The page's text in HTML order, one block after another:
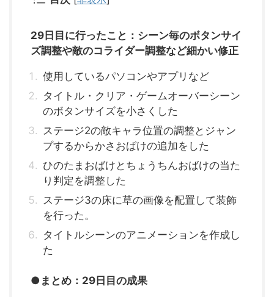
29日目に行ったこと：シーン毎のボタンサイ
ズ調整や敵のコライダー調整など細かい修正
使用しているパソコンやアプリなど
タイトル・クリア・ゲームオーバーシーン
のボタンサイズを小さくした
ステージ2の敵キャラ位置の調整とジャン
プするからかさおばけの追加をした
ひのたまおばけとちょうちんおばけの当た
り判定を調整した
ステージ3の床に草の画像を配置して装飾
を行った。
タイトルシーンのアニメーションを作成し
た
●まとめ：29日目の成果